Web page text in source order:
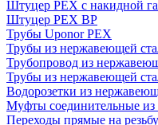
Штуцер PEX c накидной
Штуцер PEX ВР
Трубы Uponor PEX
Трубы из нержавеющей
Трубопровод из
Трубы из нержавеющей
Водорозетки из
Муфты соединительные
Переходы прямые на